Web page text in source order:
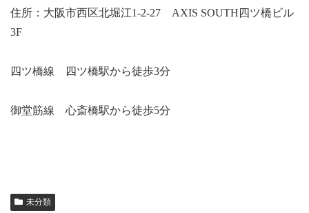
住所：大阪市西区北堀江1-2-27 AXIS SOUTH四ツ橋ビル
3F
四ツ橋線 四ツ橋駅から徒歩3分
御堂筋線 心斎橋駅から徒歩5分
未分類